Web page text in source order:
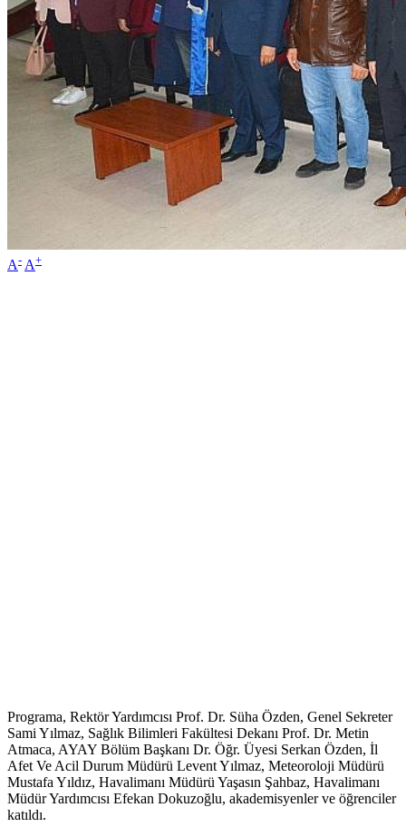
A- A+
Programa, Rektör Yardımcısı Prof. Dr. Süha Özden, Genel Sekreter
Sami Yılmaz, Sağlık Bilimleri Fakültesi Dekanı Prof. Dr. Metin
Atmaca, AYAY Bölüm Başkanı Dr. Öğr. Üyesi Serkan Özden, İl
Afet Ve Acil Durum Müdürü Levent Yılmaz, Meteoroloji Müdürü
Mustafa Yıldız, Havalimanı Müdürü Yaşasın Şahbaz, Havalimanı
Müdür Yardımcısı Efekan Dokuzoğlu, akademisyenler ve öğrenciler
katıldı.